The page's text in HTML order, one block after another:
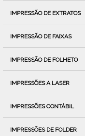
IMPRESSÃO DE EXTRATOS
IMPRESSÃO DE FAIXAS
IMPRESSÃO DE FOLHETO
IMPRESSÕES A LASER
IMPRESSÕES CONTÁBIL
IMPRESSÕES DE FOLDER